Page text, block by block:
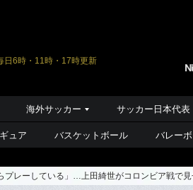
日6時・11時・17時更新
海外サッカー サッカー日本代表
ュア バスケットボール バレー
プレーしている」…上田綺世がコロンビア戦で見